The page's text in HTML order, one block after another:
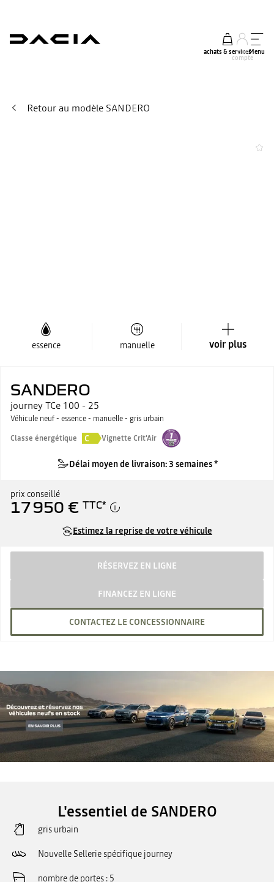
achats & services
mon
compte
Menu
Retour au modèle SANDERO
essence manuelle voir plus
SANDERO
journey TCe 100 - 25
Véhicule neuf - essence - manuelle - gris urbain
Classe énergétique
C Vignette Crit'Air
Délai moyen de livraison: 3 semaines *
prix conseillé
17 950 € TTC*
Estimez la reprise de votre véhicule
RÉSERVEZ EN LIGNE
FINANCEZ EN LIGNE
CONTACTEZ LE CONCESSIONNAIRE
L'essentiel de SANDERO
gris urbain
Nouvelle Sellerie spécifique journey
nombre de portes 5